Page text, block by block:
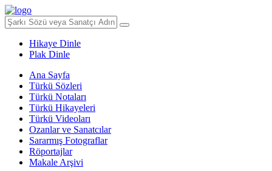
Hikaye Dinle
Plak Dinle
Ana Sayfa
Türkü Sözleri
Türkü Notaları
Türkü Hikayeleri
Türkü Videoları
Ozanlar ve Sanatcılar
Sararmış Fotograflar
Röportajlar
Makale Arşivi